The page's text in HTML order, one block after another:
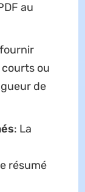
au
ou
de
: La
résumé